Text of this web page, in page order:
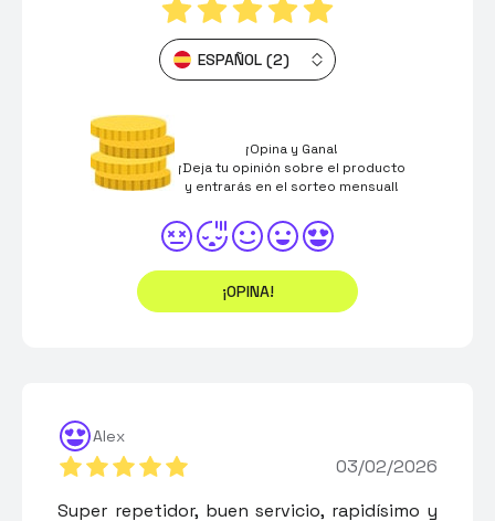
ESPAÑOL (2)
¡Opina y Gana!
¡Deja tu opinión sobre el producto
y entrarás en el sorteo mensual!
¡OPINA!
Alex
03/02/2026
Super repetidor, buen servicio, rapidísimo y